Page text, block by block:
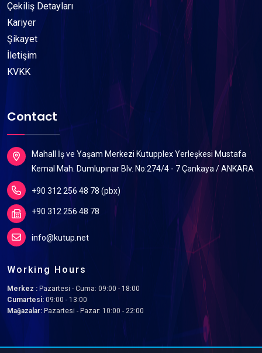
Çekiliş Detayları
Kariyer
Şikayet
İletişim
KVKK
Contact
Mahall İş ve Yaşam Merkezi Kutupplex Yerleşkesi Mustafa
Kemal Mah. Dumlupınar Blv. No:274/4 - 7 Çankaya / ANKARA
+90 312 256 48 78 (pbx)
+90 312 256 48 78
info@kutup.net
Working Hours
Merkez : Pazartesi - Cuma: 09:00 - 18:00
Cumartesi: 09:00 - 13:00
Mağazalar: Pazartesi - Pazar: 10:00 - 22:00